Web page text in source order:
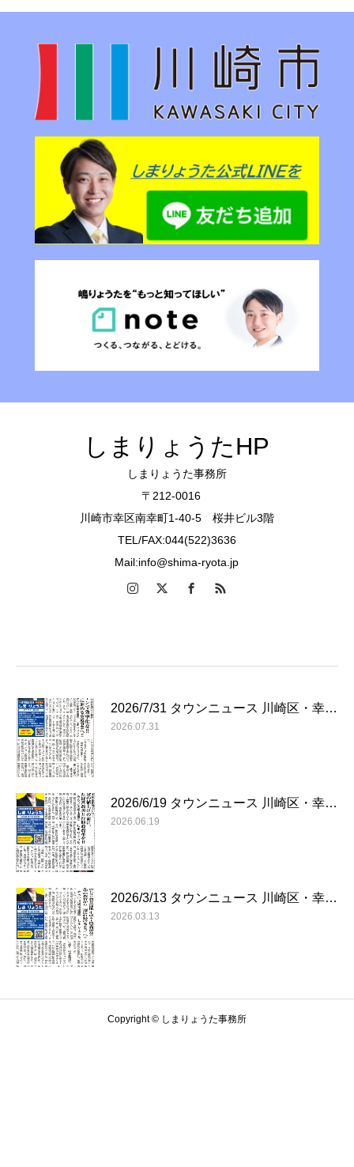
しまりょうたHP
しまりょうた事務所
〒212-0016
川崎市幸区南幸町1-40-5 桜井ビル3階
TEL/FAX:044(522)3636
Mail:info@shima-ryota.jp
2026/7/31 タウンニュース 川崎区・幸…
2026.07.31
2026/6/19 タウンニュース 川崎区・幸…
2026.06.19
2026/3/13 タウンニュース 川崎区・幸…
2026.03.13
Copyright © しまりょうた事務所